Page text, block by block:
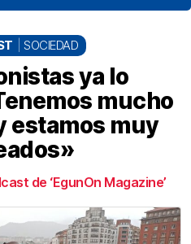
SOCIEDAD
ya lo
mucho
estamos muy
de ‘EgunOn Magazine’